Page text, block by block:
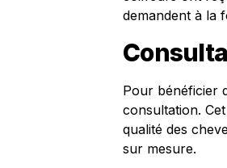
demandent à la
Pour bénéficier
consultation.
qualité des
sur mesure.